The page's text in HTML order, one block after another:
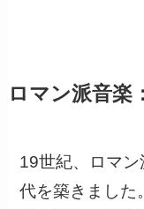
ロマン派音楽
19世紀、ロマ
代を築きました